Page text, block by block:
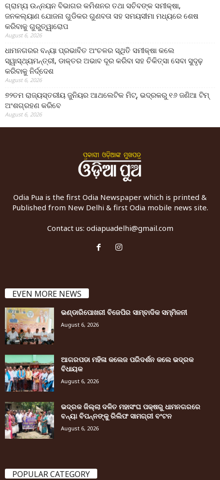
ଗ୍ରାମ୍ୟ ଉନ୍ନୟନ ବିଭାଗର କମିଶନର ତଥା ସଚିବଙ୍କ ସମୀକ୍ଷା,
ଜନକଲ୍ୟାଣ ଯୋଜନା ଗୁଡିକର ଗୁଣବତା ସହ ସମୟସୀମା ମଧ୍ୟରେ ଶେଷ
କରିବାକୁ ଗୁରୁତ୍ୱାରୋପ
August 6, 2026
ଧାମନଗରର ବନ୍ୟା ପ୍ରଭାବିତ ଅଂଚଳର ସ୍ଥିତି ସମୀକ୍ଷା କଲେ
ସ୍ୱାସ୍ଥ୍ୟମନ୍ତ୍ରୀ, ଡାକ୍ତର ଅଭାବ ଦୂର କରିବା ସହ ଚିକିତ୍ସା ସେବା ସୁଦୃଢ଼
କରିବାକୁ ନିର୍ଦ୍ଦେଶ
August 6, 2026
୭୨ତମ ରାଜ୍ୟସ୍ତରୀୟ ଜୁନିୟର ଆଥଲେଟିକ ମିଟ୍‌, ଭଦ୍ରକରୁ ୧୬ ଜଣିଆ ଟିମ୍
ଅଂଶଗ୍ରହଣ କରିବେ
August 6, 2026
Odia Pua is the first Odia Newspaper which is printed &
Published from New Delhi & first Odia mobile news site.
Contact us: odiapuadelhi@gmail.com
EVEN MORE NEWS
ଭଣ୍ଡାରିପୋଖରୀ ବିଜେପିର ସାମ୍ବାଦିକ ସମ୍ମିଳନୀ
August 6, 2026
ଆଗରପଡା ମହିଳା କଲେଜ ପରିଦର୍ଶନ କଲେ ଭଦ୍ରକ
ବିଧାୟକ
August 6, 2026
ଭଦ୍ରକ ଜିଲ୍ଲା ଦଳିତ ମହାସଂଘ ପକ୍ଷରୁ ଧାମନଗରରେ
ବନ୍ୟା ବିପନ୍ନଙ୍କୁ ରିଲିଫ ସାମଗ୍ରୀ ବଂଟନ
August 6, 2026
POPULAR CATEGORY